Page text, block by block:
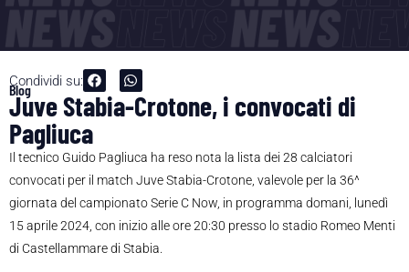
Condividi su:
Blog
Juve Stabia-Crotone, i convocati di
Pagliuca
Il tecnico Guido Pagliuca ha reso nota la lista dei 28 calciatori
convocati per il match Juve Stabia-Crotone, valevole per la 36^
giornata del campionato Serie C Now, in programma domani, lunedì
15 aprile 2024, con inizio alle ore 20:30 presso lo stadio Romeo Menti
di Castellammare di Stabia.